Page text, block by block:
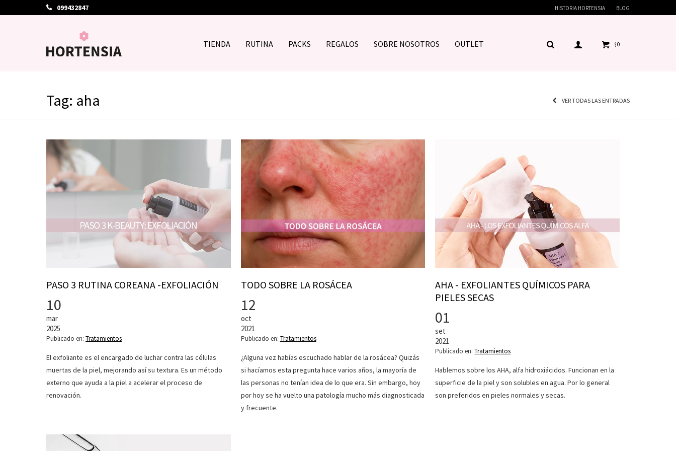
TIENDA RUTINA PACKS REGALOS SOBRE NOSOTROS OUTLET $0
099432847 HISTORIA HORTENSIA BLOG
Tag: aha VER TODAS LAS ENTRADAS
PASO 3 RUTINA COREANA -EXFOLIACIÓN
10
mar
2025
Publicado en: Tratamientos
El exfoliante es el encargado de luchar contra las células
muertas de la piel, mejorando así su textura. Es un método
externo que ayuda a la piel a acelerar el proceso de
renovación.
TODO SOBRE LA ROSÁCEA
12
oct
2021
Publicado en: Tratamientos
¿Alguna vez habías escuchado hablar de la rosácea? Quizás
si hacíamos esta pregunta hace varios años, la mayoría de
las personas no tenían idea de lo que era. Sin embargo, hoy
por hoy se ha vuelto una patología mucho más diagnosticada
y frecuente.
AHA - EXFOLIANTES QUÍMICOS PARA
PIELES SECAS
01
set
2021
Publicado en:Tratamientos
Hablemos sobre los AHA, alfa hidroxiácidos. Funcionan en la
superficie de la piel y son solubles en agua. Por lo general
son preferidos en pieles normales y secas.